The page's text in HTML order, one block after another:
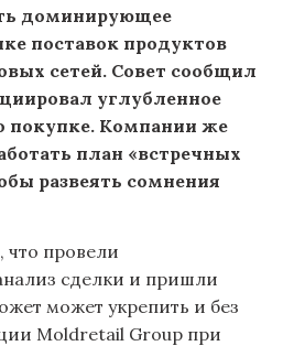
доминирующее
поставок продуктов
сетей. Совет сообщил
углубленное
покупке. Компании же
план «встречных
развеять сомнения
что провели
сделки и пришли
может укрепить и без
Moldretail Group при